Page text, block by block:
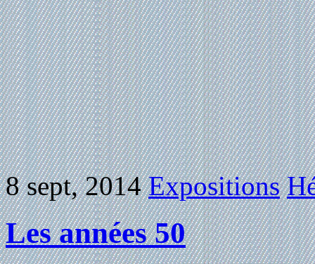
8 sept, 2014 Expositions
Les années 50